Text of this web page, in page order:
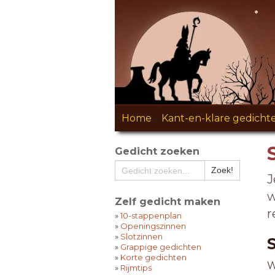
Home Kant-en-klare
Gedicht zoeken
Zelf gedicht maken
»10-stappenplan
» Openingszinnen
» Slotzinnen
» Grappige gedichten
» Korte gedichten
» Rijmtips